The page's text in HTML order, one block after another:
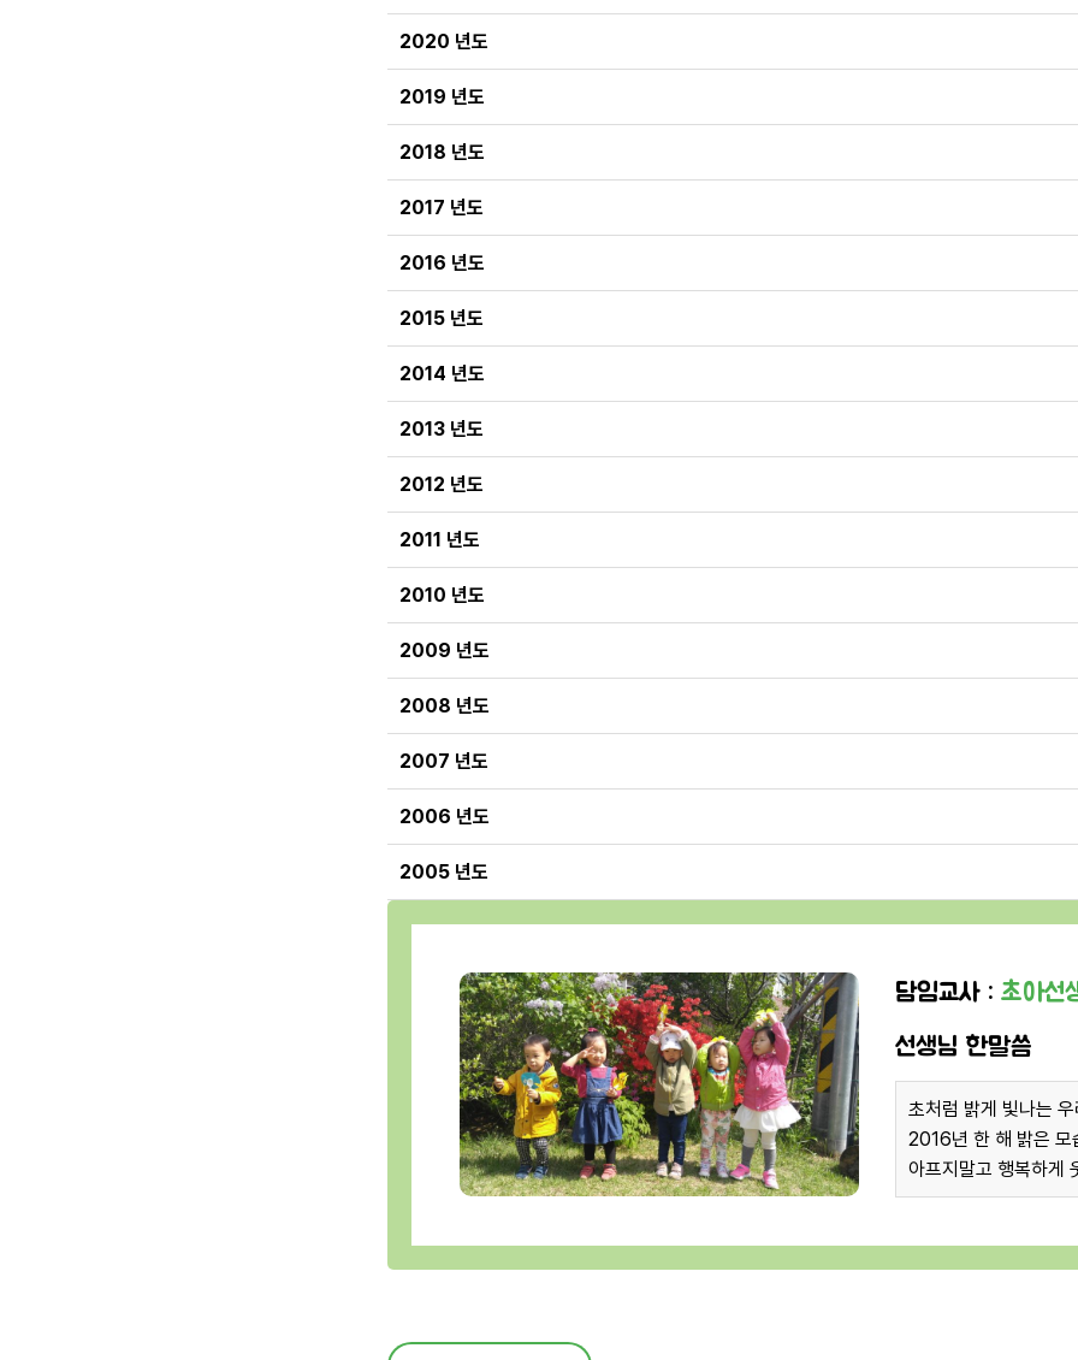
2020 년도
2019 년도
2018 년도
2017 년도
2016 년도
2015 년도
2014 년도
2013 년도
2012 년도
2011 년도
2010 년도
2009 년도
2008 년도
2007 년도
2006 년도
2005 년도
담임교사 : 초아선
선생님 한말씀
초처럼 밝게 빛나는
2016년 한 해 밝은 모
아프지말고 행복하게